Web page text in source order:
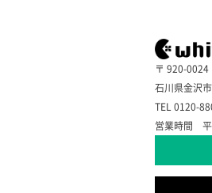
〒 920-0024
石川県金沢
TEL 0120-
営業時間 平